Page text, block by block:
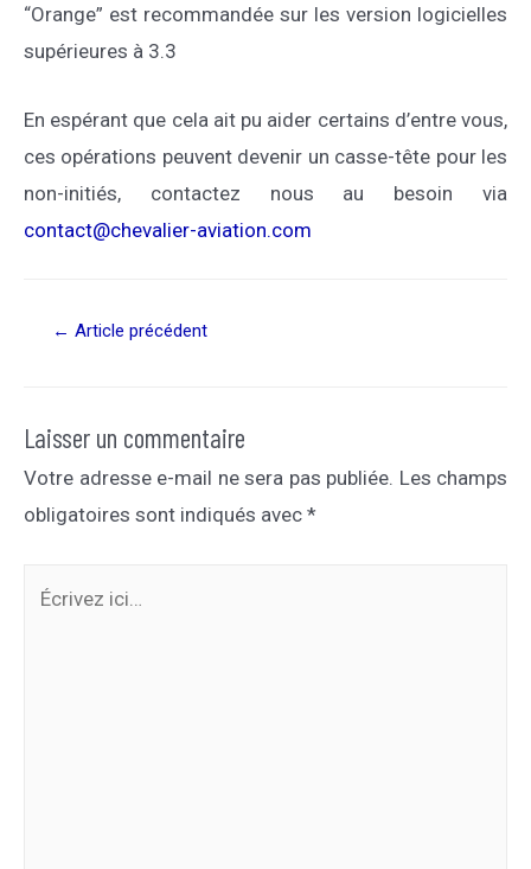
“Orange” est recommandée sur les version logicielles
supérieures à 3.3
En espérant que cela ait pu aider certains d’entre vous,
ces opérations peuvent devenir un casse-tête pour les
non-initiés, contactez nous au besoin via
contact@chevalier-aviation.com
Navigation
← Article précédent
Laisser un commentaire
Votre adresse e-mail ne sera pas publiée. Les champs
obligatoires sont indiqués avec *